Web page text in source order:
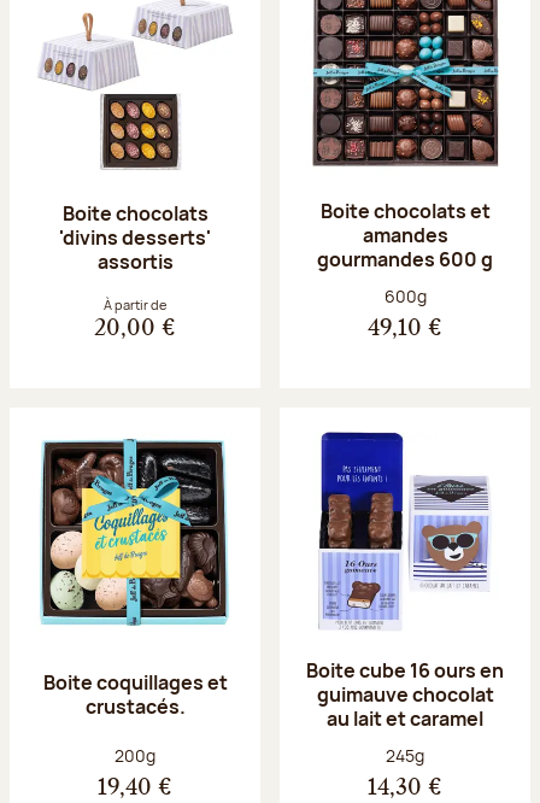
Boite chocolats
'divins desserts'
assortis
À partir de
20,00 €
Boite chocolats et
amandes
gourmandes 600 g
Poids net :
600g
49,10 €
Boite coquillages et
crustacés.
Poids net :
200g
19,40 €
Boite cube 16 ours en
guimauve chocolat
au lait et caramel
Poids net :
245g
14,30 €